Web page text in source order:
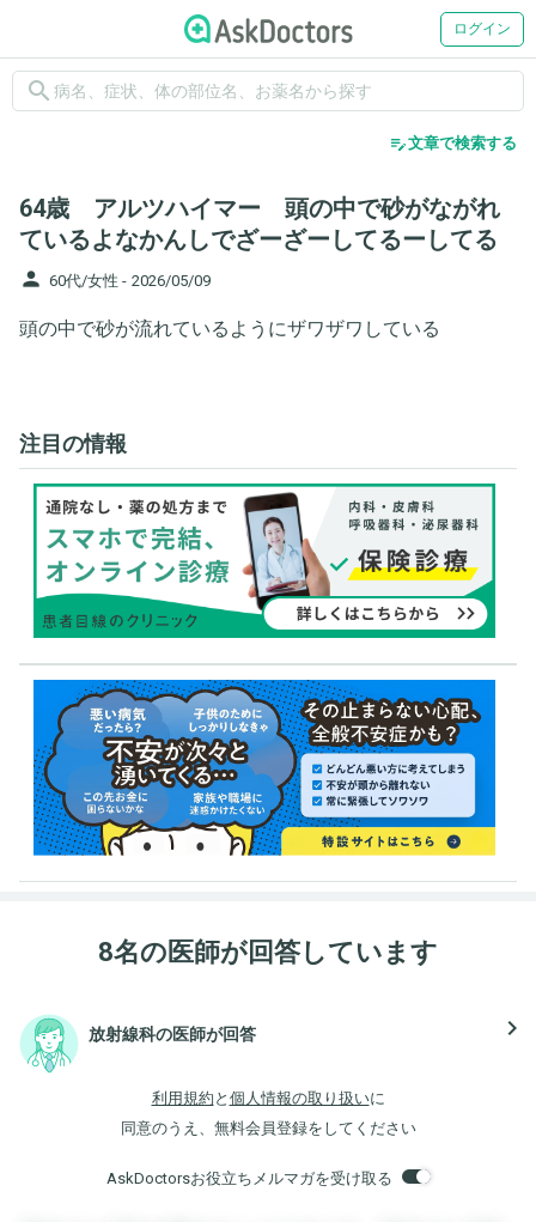
ログイン
search
edit_note文章で検索する
64歳 アルツハイマー 頭の中で砂がながれ
ているよなかんしでざーざーしてるーしてる
person 60代/女性 - 2026/05/09
頭の中で砂が流れているようにザワザワしている
注目の情報
8名の医師が回答しています
放射線科の医師が回答 navigate_next
利用規約 と 個人情報の取り扱いに
同意のうえ、無料会員登録をしてください
AskDoctorsお役立ちメルマガを受け取る